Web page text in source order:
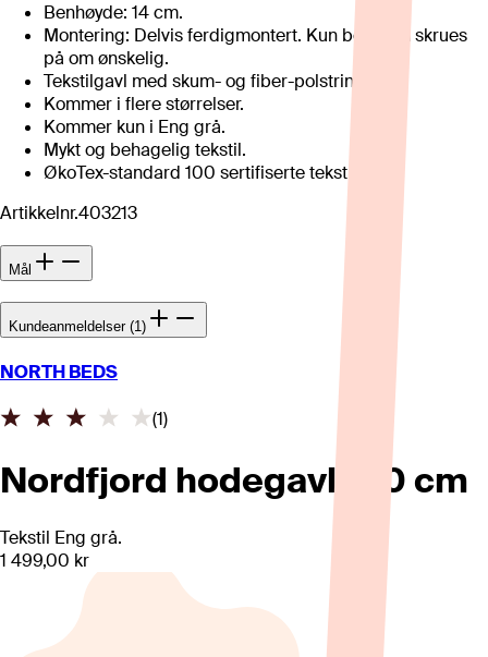
Benhøyde: 14 cm.
Montering: Delvis ferdigmontert. Kun ben som skrues
på om ønskelig.
Tekstilgavl med skum- og fiber-polstring.
Kommer i flere størrelser.
Kommer kun i Eng grå.
Mykt og behagelig tekstil.
ØkoTex-standard 100 sertifiserte tekstiler.
Artikkelnr.403213
Mål
Kundeanmeldelser (1)
NORTH BEDS
(1)
Nordfjord hodegavl 150 cm
Tekstil Eng grå.
1 499,00 kr